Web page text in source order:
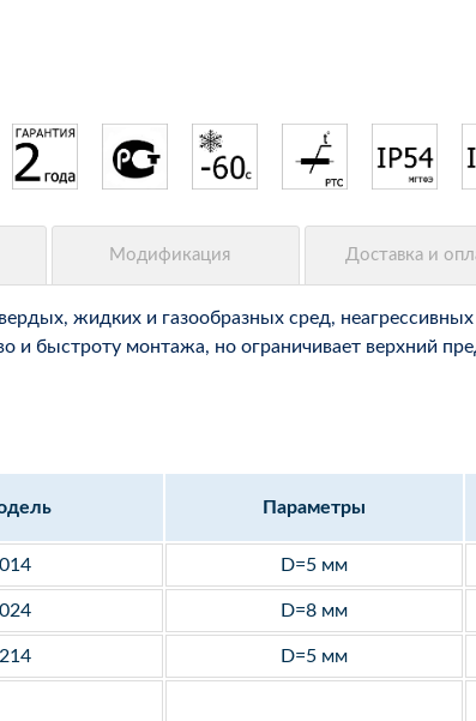
жидких и газообразных сред,
и быстроту монтажа, но ограничивает верхний
Параметры
014 D=5 мм
024 D=8 мм
214 D=5 мм